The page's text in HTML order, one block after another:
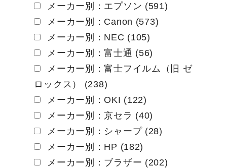
メーカー別：エプソン (591)
メーカー別：Canon (573)
メーカー別：NEC (105)
メーカー別：富士通 (56)
メーカー別：富士フイルム（旧 ゼ
ロックス） (238)
メーカー別：OKI (122)
メーカー別：京セラ (40)
メーカー別：シャープ (28)
メーカー別：HP (182)
メーカー別：ブラザー (202)